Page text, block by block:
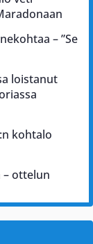
– ”Se
loistanut
kohtalo
– ottelun